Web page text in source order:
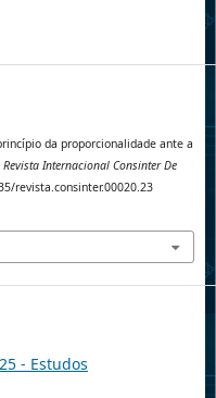
da proporcionalidade ante a
Revista Internacional Consinter De
revista.consinter.00020.23
- Estudos